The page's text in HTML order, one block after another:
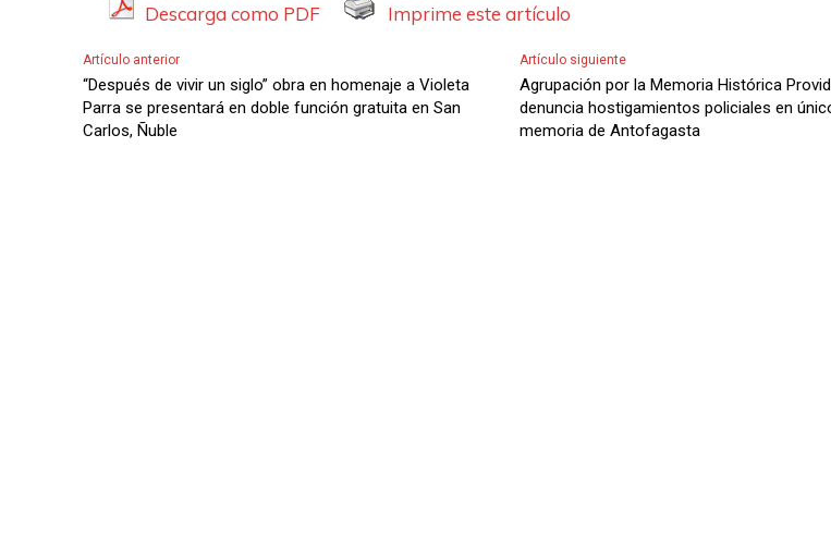
o
d
u
Descarga como PDF Imprime este artículo
Artículo anterior
“Después de vivir un siglo” obra en homenaje a Violeta
Parra se presentará en doble función gratuita en San
Carlos, Ñuble
Artículo siguiente
Agrupación por la Memoria Histórica
denuncia hostigamientos policiales en
memoria de Antofagasta